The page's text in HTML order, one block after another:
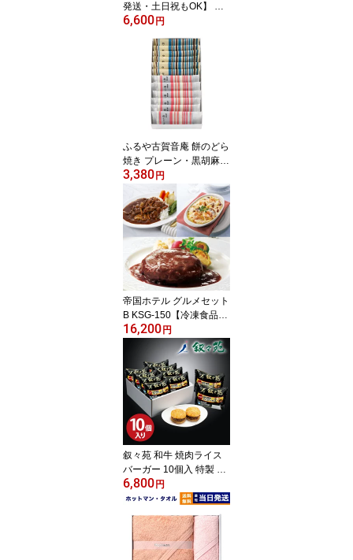
発送・土日祝もOK】 カ
タログギフト グルメ 送
ストグルメ) グルメカタ
ログギフト baudoyer (ボ
ードイエル) 内祝い お祝
い 新築 出産 香典返し ギ
フトカタログ 食べ物 600
0円コース 結婚祝い おし
元
6,600 円
ふるや古賀音庵 餅のどら
焼き プレーン・黒胡麻各
6個入 和菓子 ギフトセッ
ト ギフト 個包装 結婚 出
産 引き出物 お祝い 内祝
い お返し お礼 お取り寄
せ プレゼント 贈り物 高
級 おしゃれ 和スイーツ
有名 おすすめ 帰省土産
手土産 お菓子ギフト 父
の日 お中元 御中元
3,380 円
帝国ホテル グルメセット
B KSG-150【冷凍食品】
惣菜 高級 内祝い 結婚 出
産 祝い 快気祝い 新築祝
い プレゼント 人気 おす
すめ 食べ物 お取り寄せ
プレゼント お祝い 内祝
い お礼 結婚 出産 快気 引
き出物 香典返し 誕生日
祝い ギフトセット 高級
父の日 お中元 御中元
16,200 円
叙々苑 和牛 焼肉ライス
バーガー 10個入 特製 セ
ット 送料無料 グルメ ギ
フト じょじょえん 叙々
叙々苑バーガー お祝い
高級 プレゼント 食べ物
焼肉 焼き肉 内祝い お返
6,800 円